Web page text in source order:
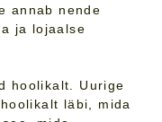
annab nende
ja lojaalse
hoolikalt. Uurige
läbi, mida